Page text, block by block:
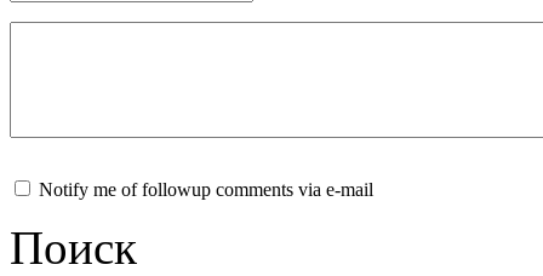
Notify me of followup comments via e-mail
Поиск